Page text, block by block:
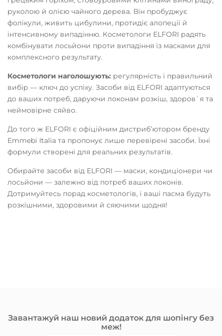
руколою й олією чайного дерева. Він пробуджує
фолікули, живить цибулини, протидіє алопеції й
інтенсивному випадінню. Косметологи ELFORI радять
комбінувати лосьйони проти випадіння із масками для
комплексного результату.
Косметологи наголошують: регулярність і правильний
вибір — ключ до успіху. Засоби від ELFORI адаптуються
до ваших потреб, даруючи локонам розкіш, здоров`я та
неймовірне сяйво.
До того ж ELFORI є офіційним дистриб’ютором бренду
Emmebi Italia та пропонує лише перевірені засоби. Їхні
формули створені для реальних результатів.
Обирайте засоби від ELFORI — маски, кондиціонери чи
лосьйони — залежно від потреб ваших локонів.
Дотримуйтесь порад косметологів, і ваші пасма будуть
розкішними, здоровими й сяючими щодня!
Завантажуй наш новий додаток для шопінгу без
меж!